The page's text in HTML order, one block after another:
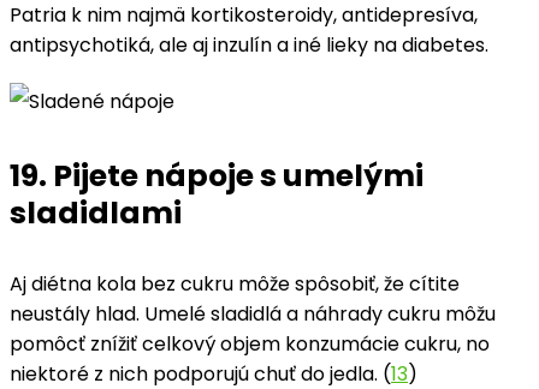
Patria k nim najmä kortikosteroidy, antidepresíva,
antipsychotiká, ale aj inzulín a iné lieky na diabetes.
19. Pijete nápoje s umelými
sladidlami
Aj diétna kola bez cukru môže spôsobiť, že cítite
neustály hlad. Umelé sladidlá a náhrady cukru môžu
pomôcť znížiť celkový objem konzumácie cukru, no
niektoré z nich podporujú chuť do jedla. (13)